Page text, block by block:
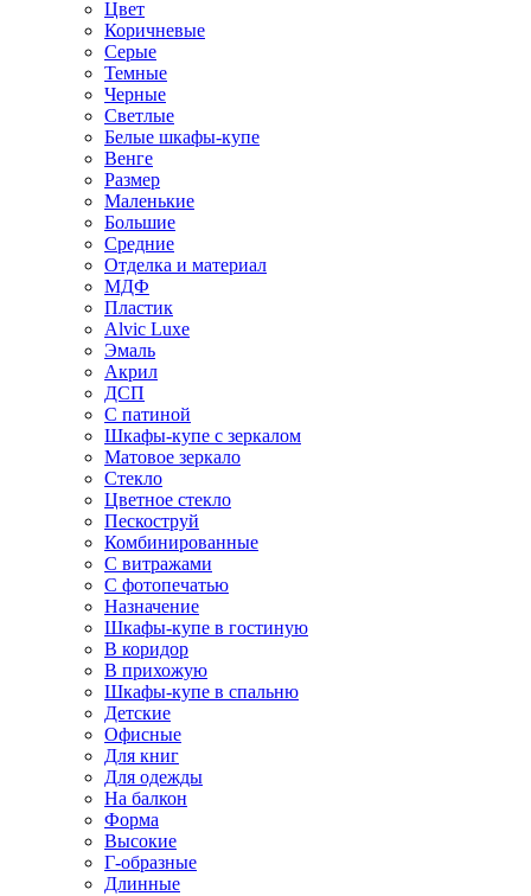
Цвет
Коричневые
Серые
Темные
Черные
Светлые
Белые шкафы-купе
Венге
Размер
Маленькие
Большие
Средние
Отделка и материал
МДФ
Пластик
Alvic Luxe
Эмаль
Акрил
ДСП
С патиной
Шкафы-купе с зеркалом
Матовое зеркало
Стекло
Цветное стекло
Пескоструй
Комбинированные
С витражами
С фотопечатью
Назначение
Шкафы-купе в гостиную
В коридор
В прихожую
Шкафы-купе в спальню
Детские
Офисные
Для книг
Для одежды
На балкон
Форма
Высокие
Г-образные
Длинные